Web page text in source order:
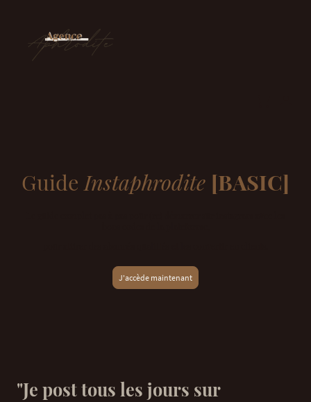
Guide Instaphrodite [BASIC]
J'accède maintenant
"Je post tous les jours sur